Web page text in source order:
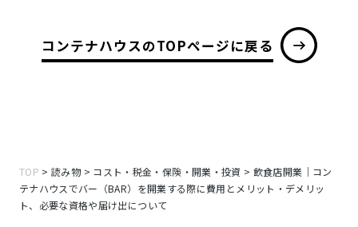
コンテナハウスのTOPページに戻る
TOP >読み物> コスト・税金・保険・開業・投資 > 飲食店開業｜コン
テナハウスでバー（BAR）を開業する際に費用とメリット・デメリッ
ト、必要な資格や届け出について